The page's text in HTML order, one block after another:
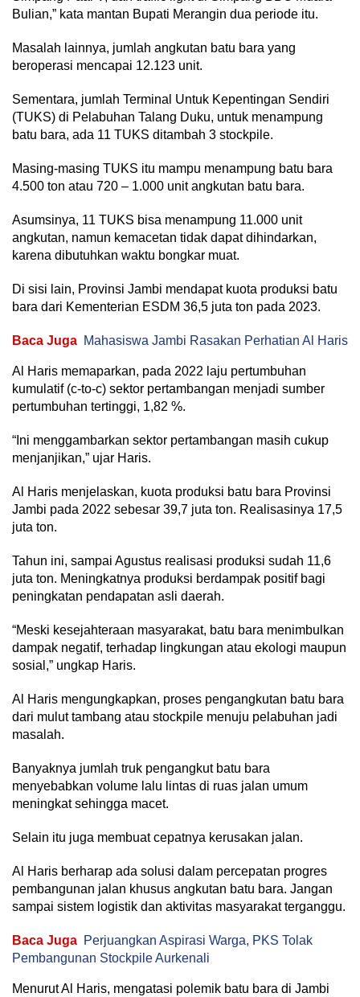
Bulian,” kata mantan Bupati Merangin dua periode itu.
Masalah lainnya, jumlah angkutan batu bara yang
beroperasi mencapai 12.123 unit.
Sementara, jumlah Terminal Untuk Kepentingan Sendiri
(TUKS) di Pelabuhan Talang Duku, untuk menampung
batu bara, ada 11 TUKS ditambah 3 stockpile.
Masing-masing TUKS itu mampu menampung batu bara
4.500 ton atau 720 – 1.000 unit angkutan batu bara.
Asumsinya, 11 TUKS bisa menampung 11.000 unit
angkutan, namun kemacetan tidak dapat dihindarkan,
karena dibutuhkan waktu bongkar muat.
Di sisi lain, Provinsi Jambi mendapat kuota produksi batu
bara dari Kementerian ESDM 36,5 juta ton pada 2023.
Baca Juga Mahasiswa Jambi Rasakan Perhatian Al Haris
Al Haris memaparkan, pada 2022 laju pertumbuhan
kumulatif (c-to-c) sektor pertambangan menjadi sumber
pertumbuhan tertinggi, 1,82 %.
“Ini menggambarkan sektor pertambangan masih cukup
menjanjikan,” ujar Haris.
Al Haris menjelaskan, kuota produksi batu bara Provinsi
Jambi pada 2022 sebesar 39,7 juta ton. Realisasinya 17,5
juta ton.
Tahun ini, sampai Agustus realisasi produksi sudah 11,6
juta ton. Meningkatnya produksi berdampak positif bagi
peningkatan pendapatan asli daerah.
“Meski kesejahteraan masyarakat, batu bara menimbulkan
dampak negatif, terhadap lingkungan atau ekologi maupun
sosial,” ungkap Haris.
Al Haris mengungkapkan, proses pengangkutan batu bara
dari mulut tambang atau stockpile menuju pelabuhan jadi
masalah.
Banyaknya jumlah truk pengangkut batu bara
menyebabkan volume lalu lintas di ruas jalan umum
meningkat sehingga macet.
Selain itu juga membuat cepatnya kerusakan jalan.
Al Haris berharap ada solusi dalam percepatan progres
pembangunan jalan khusus angkutan batu bara. Jangan
sampai sistem logistik dan aktivitas masyarakat terganggu.
Baca Juga Perjuangkan Aspirasi Warga, PKS Tolak
Pembangunan Stockpile Aurkenali
Menurut Al Haris, mengatasi polemik batu bara di Jambi